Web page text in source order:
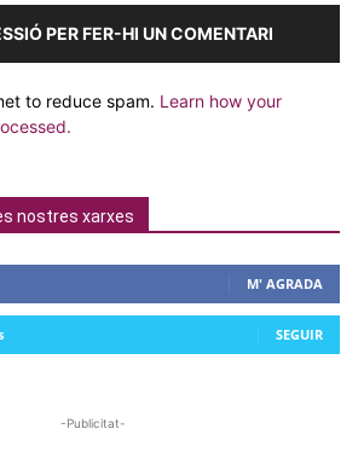
PER FER-HI UN COMENTARI
to reduce spam. Learn how your
nostres xarxes
M' AGRADA
SEGUIR
-Publicitat-